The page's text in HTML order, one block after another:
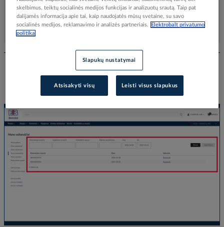
1. Mano važtaraščiai
Galite filtruoti ir matyti važtaraščius, atsisiųsti pdf formatu.
skelbimus, teiktų socialinės medijos funkcijas ir analizuotų srautą. Taip pat
dalijamės informacija apie tai, kaip naudojatės mūsų svetaine, su savo
socialinės medijos, reklamavimo ir analizės partneriais.
Elektrobalt privatumo
politika
Slapukų nustatymai
Atsisakyti visų Leisti visus slapukus